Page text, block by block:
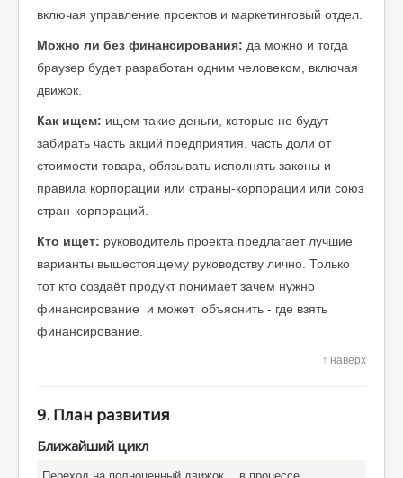
включая управление проектов и маркетинговый отдел.
Можно ли без финансирования: да можно и тогда
браузер будет разработан одним человеком, включая
движок.
Как ищем: ищем такие деньги, которые не будут
забирать часть акций предприятия, часть доли от
стоимости товара, обязывать исполнять законы и
правила корпорации или страны-корпорации или союз
стран-корпораций.
Кто ищет: руководитель проекта предлагает лучшие
варианты вышестоящему руководству лично. Только
тот кто создаёт продукт понимает зачем нужно
финансирование и может объяснить - где взять
финансирование.
↑ наверх
9. План развития
Ближайший цикл